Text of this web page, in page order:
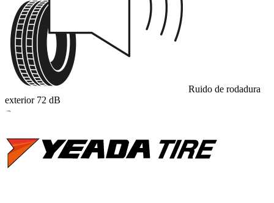
Ruido de rodadura
exterior 72 dB
B